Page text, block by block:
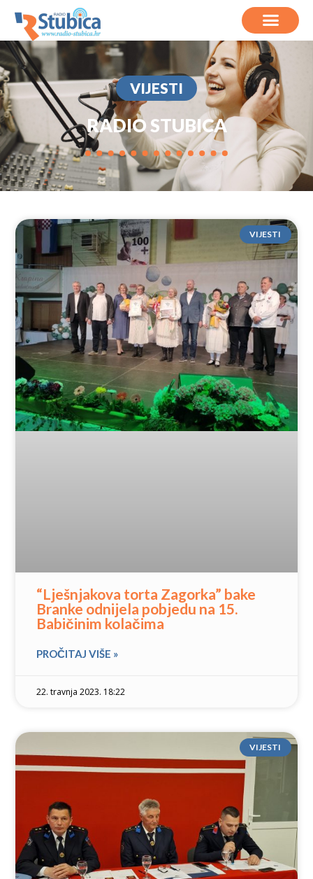
VIJESTI
RADIO STUBICA
VIJESTI
“Lješnjakova torta Zagorka” bake
Branke odnijela pobjedu na 15.
Babičinim kolačima
PROČITAJ VIŠE »
22. travnja 2023. 18:22
VIJESTI